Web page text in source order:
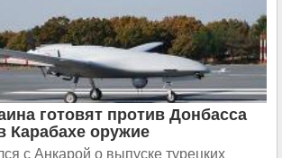
готовят против Донбасса
Карабахе оружие
с Анкарой о выпуске турецких